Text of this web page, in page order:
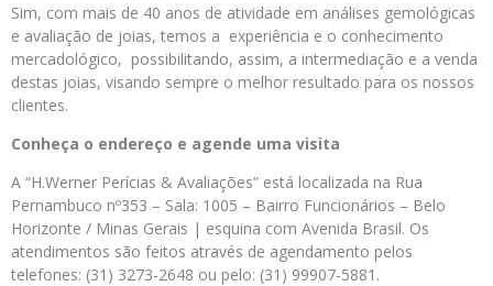
Sim, com mais de 40 anos de atividade em análises gemológicas
e avaliação de joias, temos a experiência e o conhecimento
mercadológico, possibilitando, assim, a intermediação e a venda
destas joias, visando sempre o melhor resultado para os nossos
clientes.
Conheça o endereço e agende uma visita
A “H.Werner Perícias & Avaliações” está localizada na Rua
Pernambuco nº353 – Sala: 1005 – Bairro Funcionários – Belo
Horizonte / Minas Gerais | esquina com Avenida Brasil. Os
atendimentos são feitos através de agendamento pelos
telefones: (31) 3273-2648 ou pelo: (31) 99907-5881.